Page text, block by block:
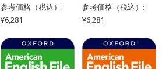
参考価格（税込）:
¥6,281
参考価格（税込）:
¥6,281